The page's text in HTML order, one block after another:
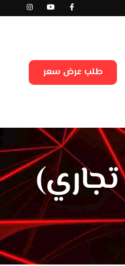
طلب عرض سعر